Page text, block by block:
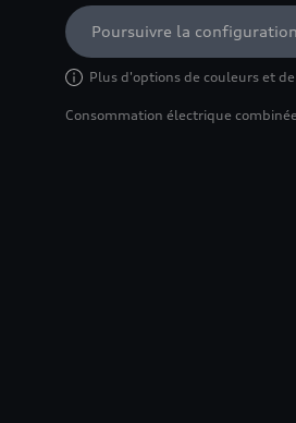
Poursuivre la configuration
Plus d'options de couleurs et
Consommation électrique combinée